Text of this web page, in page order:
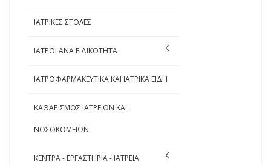
ΙΑΤΡΙΚΕΣ ΣΤΟΛΕΣ
ΙΑΤΡΟΙ ΑΝΑ ΕΙΔΙΚΟΤΗΤΑ
ΙΑΤΡΟΦΑΡΜΑΚΕΥΤΙΚΑ ΚΑΙ ΙΑΤΡΙΚΑ ΕΙΔΗ
ΚΑΘΑΡΙΣΜΟΣ ΙΑΤΡΕΙΩΝ ΚΑΙ
ΝΟΣΟΚΟΜΕΙΩΝ
ΚΕΝΤΡΑ - ΕΡΓΑΣΤΗΡΙΑ - ΙΑΤΡΕΙΑ